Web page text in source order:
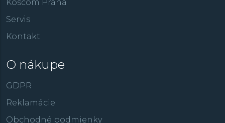
Koscom Praha
Servis
Kontakt
O nákupe
GDPR
Reklamácie
Obchodné podmienky